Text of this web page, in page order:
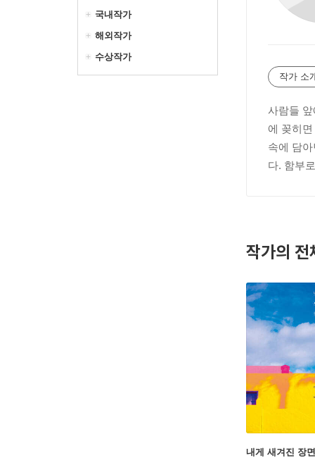
국내작가
해외작가
수상작가
작가 소
사람들
에 꽂히
속에 담
다. 함부
작가의 전
내게 새겨진 장